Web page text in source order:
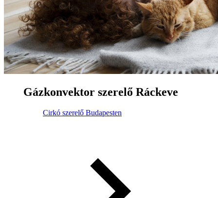
Gázkonvektor szerelő Ráckeve
Cirkó szerelő Budapesten